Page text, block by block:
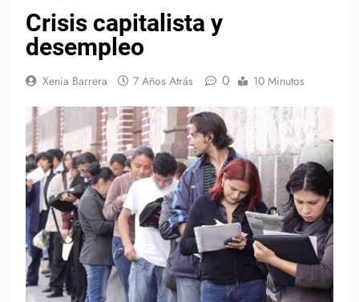
Crisis capitalista y
desempleo
Xenia Barrera 7 Años Atrás 0 10 Minutos